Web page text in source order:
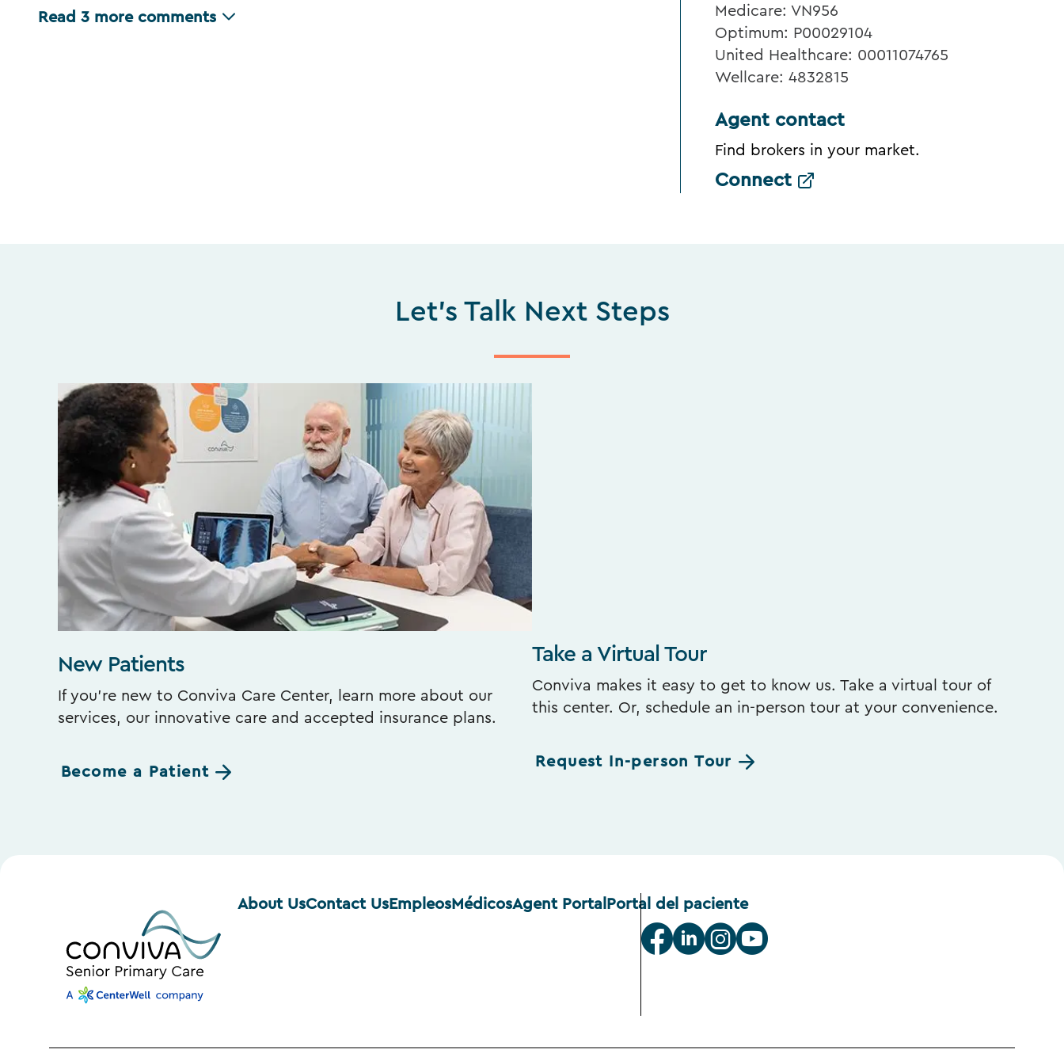
Read 3 more comments
Medicare: VN956
Optimum: P00029104
United Healthcare: 00011074765
Wellcare: 4832815
Agent contact
Find brokers in your market.
Connect
Let's Talk Next Steps
New Patients
If you’re new to Conviva Care Center, learn more about our
services, our innovative care and accepted insurance plans.
Become a Patient
Take a Virtual Tour
Conviva makes it easy to get to know us. Take a virtual tour of
this center. Or, schedule an in-person tour at your convenience.
Request In-person Tour
About UsContact UsEmpleosMédicosAgent Portal Portal del paciente